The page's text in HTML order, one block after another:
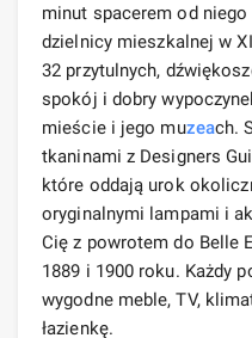
minut spacerem od
dzielnicy mieszkalnej w
32 przytulnych,
spokój i dobry
mieście i jego muzeach.
tkaninami z Designers
które oddają urok
oryginalnymi lampami i
Cię z powrotem do Belle
1889 i 1900 roku. Każdy
wygodne meble, TV,
łazienkę.